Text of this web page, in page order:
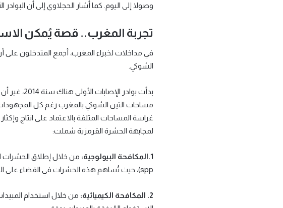
وصولا إلى اليوم. كما أشار الحجلاوي إلى أن
تجربة المغرب.. قصة يُمكن
في مداخلات لخبراء المغرب، أجمع المتدخلون على
الشوكي.
مساحات التين الشوكي بالمغرب رغم كل المجهودات
غراسة المساحات المتلفة بالاعتماد على انتاج
لمجابهة الحشرة القرمزية شملت:
1.المكافحة البيولوجية:
spp)، حيث تُساهم هذه الحشرات في القضاء على الحشرة القرمزية بشكلٍ طبيعيٍّ وآمنٍ للبيئة.
2. المكافحة الكيميائية:
من خلال استخدام